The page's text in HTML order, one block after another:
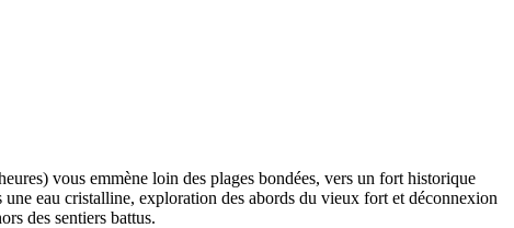
vous emmène loin des plages bondées, vers un fort historique
eau cristalline, exploration des abords du vieux fort et déconnexion
des sentiers battus.